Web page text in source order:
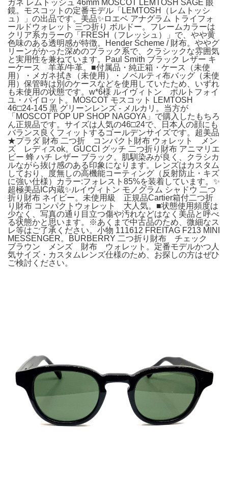
ガネ レムトッシュ 46mm MOSCOT LEMTOSH SAGE 眼
鏡。モスコットの定番モデル「LEMTOSH（レムトッシ
ュ）」の出品です。美品✨ロエベ アナグラム トライフォ
ールドウォレット 三つ折り ボルドー。フレームカラーは
クリア系カラーの「FRESH（フレッシュ）」で、やや黄
色味のある透明感が特徴。Hender Scheme / 財布。ややグ
リーンがかった深めのブラック系で、クラシックな雰囲気
と実用性を兼ねています。Paul Smith ブラック レザー キ
ーケース 羊革/牛革。■付属品・純正箱・ケース（未使
用）・メガネ拭き（未使用）・ノベルティ布バッグ（未使
用）保管時は別のケースなどを使用していたため、いずれ
も未使用の状態です。w*6様 ルイヴィトン ポルトフォイ
ユ・パイロット。MOSCOT モスコット LEMTOSH
46□24-145 黒 グリーンレンズ - メルカリ。当方が
「MOSCOT POP UP SHOP NAGOYA」で購入したもちろ
ん正規品です。サイズは人気の46□24で、日本人の顔にも
バランス良くフィットするゴールデンサイズです。超美品
★プラダ 財布 二つ折 コンパクト財布 ウォレット メン
ズ レディスok。GUCCI グッチ 二つ折り財布 アニマリエ
ビー 蜂 ハチ レザー ブラック。肌馴染みが良く、クラシカ
ルながら抜け感のある印象になります。レンズはカスタム
しており、度無しの高機能コーティング（反射防止・キズ
に強い仕様）カラー:フォレスト85%を装着しています。✨
超極美品IC内蔵✨ルイヴィトン モノグラム シャドウ 二つ
折り財布 ネイビー。未使用級 正規品Cartier箱付二つ折
り財布 コンパクトウォレット 大人気。■状態使用頻度は
少なく、写真の通り目立つ傷や汚れなどはなく美品と呼べ
る状態かと思います。※あくまで中古品のため、微細なス
レ等はご了承ください。小物 111612 FREITAG F213 MINI
MESSENGER。BURBERRY 二つ折り財布 チェック
ブラウン メンズ 財布 ウォレット。定番モデルかつ人
気サイズ・カスタムレンズ仕様のため、お探しの方はぜひ
ご検討ください。